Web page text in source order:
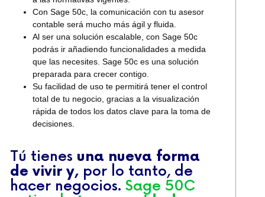
Con Sage 50c, la comunicación con tu asesor
contable será mucho más ágil y fluida.
Al ser una solución escalable, con Sage 50c
podrás ir añadiendo funcionalidades a medida
que las necesites. Sage 50c es una solución
preparada para crecer contigo.
Su facilidad de uso te permitirá tener el control
total de tu negocio, gracias a la visualización
rápida de todos los datos clave para la toma de
decisiones.
Tú tienes una nueva forma
de vivir y, por lo tanto, de
hacer negocios. Sage 50C